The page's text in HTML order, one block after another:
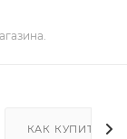
КАК КУПИТЬ